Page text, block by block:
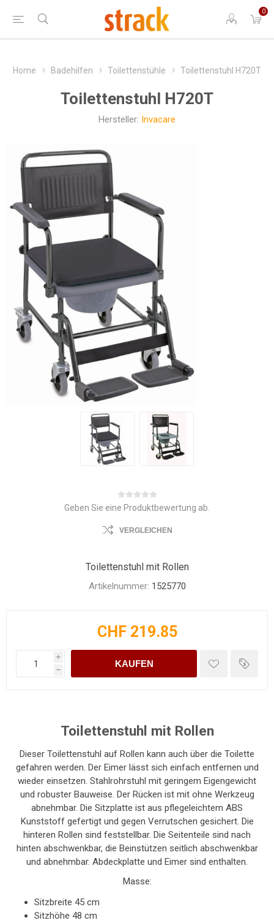
0
Home Badehilfen Toilettenstühle Toilettenstuhl H720T
Toilettenstuhl H720T
Hersteller: Invacare
Geben Sie eine Produktbewertung ab.
VERGLEICHEN
Toilettenstuhl mit Rollen
Artikelnummer: 1525770
CHF 219.85
i
h
KAUFEN
Toilettenstuhl mit Rollen
Dieser Toilettenstuhl auf Rollen kann auch über die Toilette
gefahren werden. Der Eimer lässt sich einfach entfernen und
wieder einsetzen. Stahlrohrstuhl mit geringem Eigengewicht
und robuster Bauweise. Der Rücken ist mit ohne Werkzeug
abnehmbar. Die Sitzplatte ist aus pflegeleichtem ABS
Kunststoff gefertigt und gegen Verrutschen gesichert. Die
hinteren Rollen sind feststellbar. Die Seitenteile sind nach
hinten abschwenkbar, die Beinstützen seitlich abschwenkbar
und abnehmbar. Abdeckplatte und Eimer sind enthalten.
Masse:
Sitzbreite 45 cm
Sitzhöhe 48 cm